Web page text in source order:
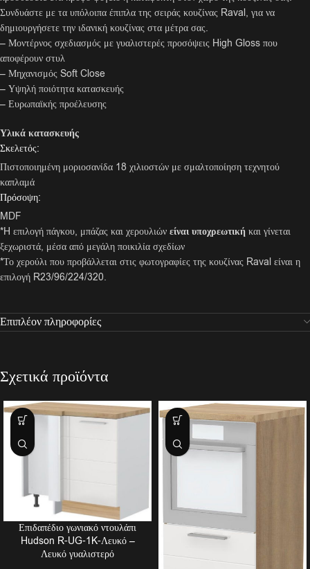
Συνδυάστε με τα υπόλοιπα έπιπλα της σειράς κουζίνας Raval, για να
δημιουργήσετε την ιδανική κουζίνας στα μέτρα σας.
– Μοντέρνος σχεδιασμός με γυαλιστερές προσόψεις High Gloss που
αποφέρουν στυλ
– Μηχανισμός Soft Close
– Υψηλή ποιότητα κατασκευής
– Ευρωπαϊκής προέλευσης
Υλικά κατασκευής
Σκελετός:
Πιστοποιημένη μοριοσανίδα 18 χιλιοστών με σμαλτοποίηση τεχνητού
καπλαμά
Πρόσοψη:
MDF
*H επιλογή πάγκου, μπάζας και χερουλιών είναι υποχρεωτική και γίνεται
ξεχωριστά, μέσα από μεγάλη ποικιλία σχεδίων
*Το χερούλι που προβάλλεται στις φωτογραφίες της κουζίνας Raval είναι η
επιλογή R23/96/224/320.
Επιπλέον πληροφορίες
Σχετικά προϊόντα
Επιδαπέδιο γωνιακό ντουλάπι
Hudson R-UG-1K-Λευκό –
Λευκό γυαλιστερό